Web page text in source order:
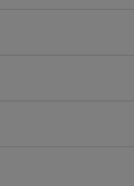
za ručak, školski
koja se lako čisti.